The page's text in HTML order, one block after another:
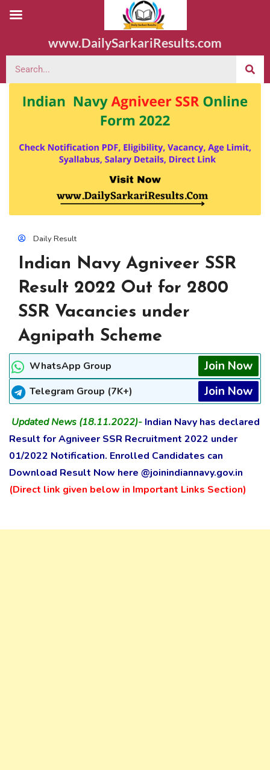
www.DailySarkariResults.com
Daily Result
Indian Navy Agniveer SSR
Result 2022 Out for 2800
SSR Vacancies under
Agnipath Scheme
WhatsApp Group Join Now
Telegram Group (7K+) Join Now
Updated News (18.11.2022)- Indian Navy has declared
Result for Agniveer SSR Recruitment 2022 under
01/2022 Notification. Enrolled Candidates can
Download Result Now here @joinindiannavy.gov.in
(Direct link given below in Important Links Section)